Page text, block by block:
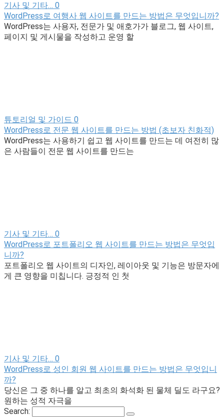
기사 및 기타… 0
WordPress로 여행사 웹 사이트를 만드는 방법은 무엇입니까?
WordPress는 사용자, 전문가 및 애호가가 블로그, 웹 사이트,
페이지 및 게시물을 작성하고 운영 할
튜토리얼 및 가이드 0
WordPress로 전문 웹 사이트를 만드는 방법 (초보자 친화적)
WordPress는 사용하기 쉽고 웹 사이트를 만드는 데 여전히 많
은 사람들이 전문 웹 사이트를 만드는
기사 및 기타… 0
WordPress로 포트폴리오 웹 사이트를 만드는 방법은 무엇입
니까?
포트폴리오 웹 사이트의 디자인, 레이아웃 및 기능은 방문자에
게 큰 영향을 미칩니다. 긍정적 인 첫
기사 및 기타… 0
WordPress로 성인 회원 웹 사이트를 만드는 방법은 무엇입니
까?
당신은 그 중 하나를 알고 최초의 화석화 된 물체 딜도 라구요?
원하는 성적 자극을
Search: